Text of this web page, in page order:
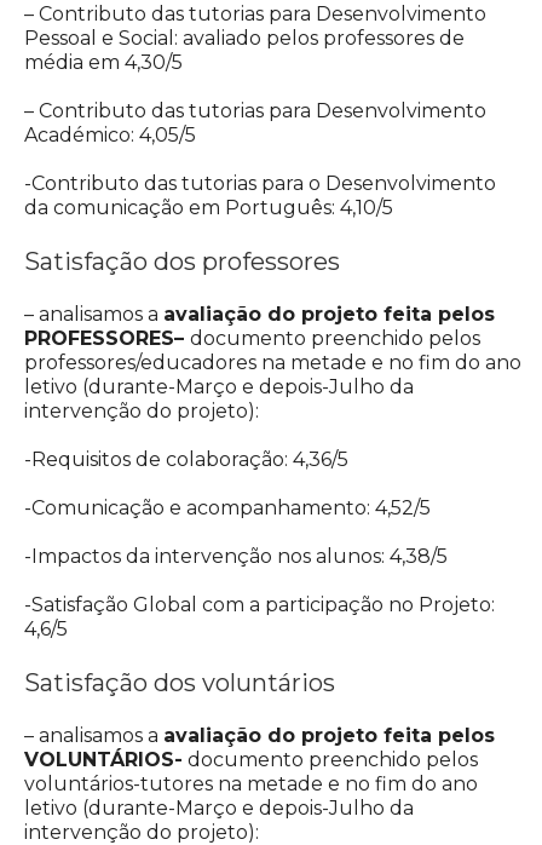
– Contributo das tutorias para Desenvolvimento
Pessoal e Social: avaliado pelos professores de
média em 4,30/5
– Contributo das tutorias para Desenvolvimento
Académico: 4,05/5
-Contributo das tutorias para o Desenvolvimento
da comunicação em Português: 4,10/5
Satisfação dos professores
– analisamos a avaliação do projeto feita pelos
PROFESSORES– documento preenchido pelos
professores/educadores na metade e no fim do ano
letivo (durante-Março e depois-Julho da
intervenção do projeto):
-Requisitos de colaboração: 4,36/5
-Comunicação e acompanhamento: 4,52/5
-Impactos da intervenção nos alunos: 4,38/5
-Satisfação Global com a participação no Projeto:
4,6/5
Satisfação dos voluntários
– analisamos a avaliação do projeto feita pelos
VOLUNTÁRIOS- documento preenchido pelos
voluntários-tutores na metade e no fim do ano
letivo (durante-Março e depois-Julho da
intervenção do projeto):